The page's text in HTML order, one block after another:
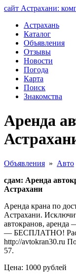
сайт Астрахани:
Астрахань
Каталог
Объявления
Отзывы
Новости
Погода
Карта
Поиск
Знакомства
Аренда
Объявления » Авто
сдам: Аренда
Астрахани
Аренда крана по
Астрахани.
автокранов, аренда
— БЕСПЛАТНО!
http://avtokran30.ru
57.
Цена: 1000 рублей